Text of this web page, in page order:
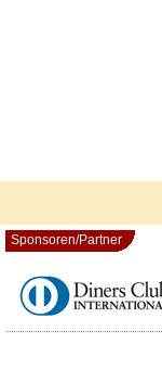
Sponsoren/Partner